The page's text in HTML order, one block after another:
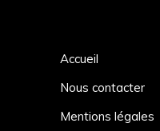
Accueil
Nous contacter
Mentions légales